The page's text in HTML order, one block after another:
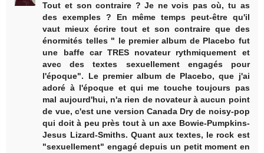
Tout et son contraire ? Je ne vois pas où, tu as
des exemples ? En même temps peut-être qu'il
vaut mieux écrire tout et son contraire que des
énormités telles " le premier album de Placebo fut
une baffe car TRES novateur rythmiquement et
avec des textes sexuellement engagés pour
l'époque". Le premier album de Placebo, que j'ai
adoré à l'époque et qui me touche toujours pas
mal aujourd'hui, n'a rien de novateur à aucun point
de vue, c'est une version Canada Dry de noisy-pop
qui doit à peu près tout à un axe Bowie-Pumpkins-
Jesus Lizard-Smiths. Quant aux textes, le rock est
"sexuellement" engagé depuis un petit moment en